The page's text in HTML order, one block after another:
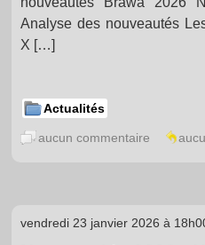
Analyse des nouveautés
X […]
Actualités
aucun commentaire
vendredi 23 janvier 2026 à